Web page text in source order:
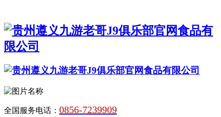
全国服务电话： 0856-7239909